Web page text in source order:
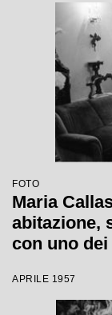
FOTO
Maria
abitazione,
con uno
APRILE 1957